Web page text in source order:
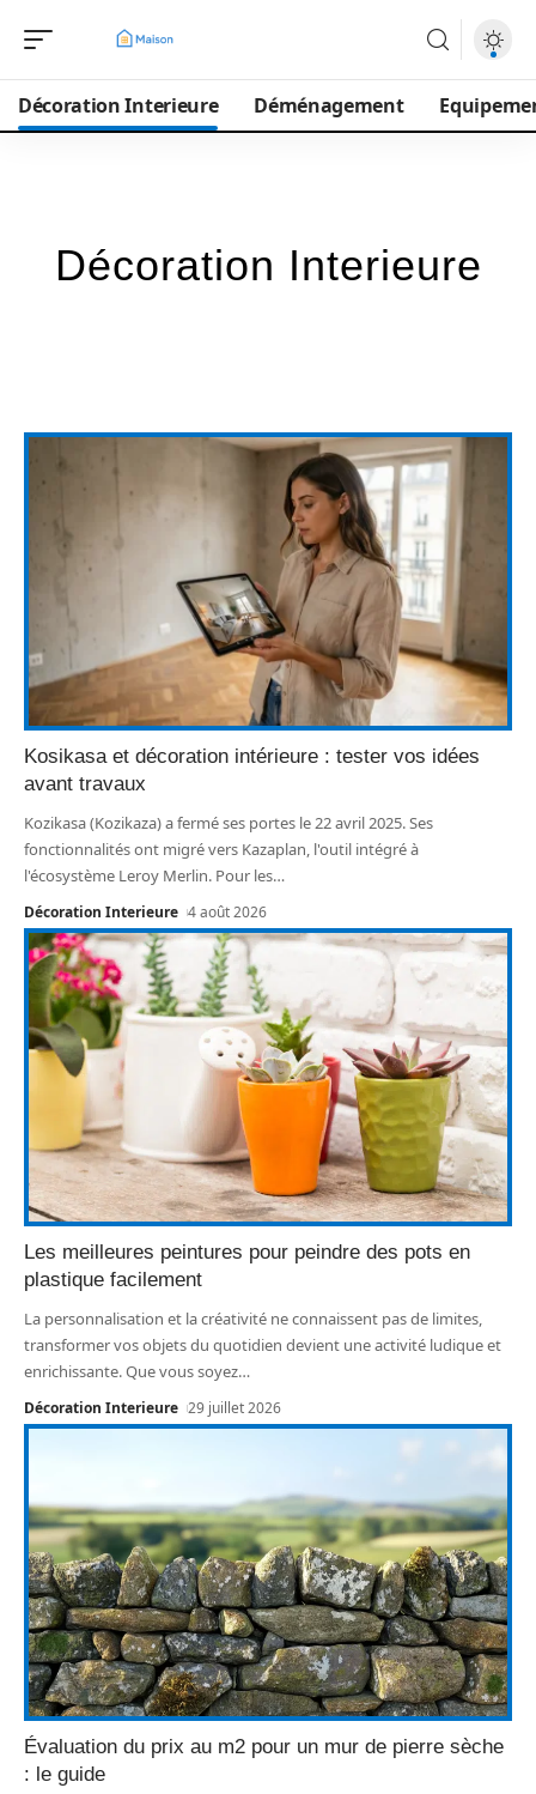
Décoration Interieure Déménagement
Décoration Interieure
Kosikasa et décoration intérieure : tester vos idées
avant travaux
Kozikasa (Kozikaza) a fermé ses portes le 22 avril 2025. Ses
fonctionnalités ont migré vers Kazaplan, l'outil intégré à
l'écosystème Leroy Merlin. Pour les…
Décoration Interieure 4 août 2026
Les meilleures peintures pour peindre des pots en
plastique facilement
La personnalisation et la créativité ne connaissent pas de limites,
transformer vos objets du quotidien devient une activité ludique et
enrichissante. Que vous soyez…
Décoration Interieure 29 juillet 2026
Évaluation du prix au m2 pour un mur de pierre sèche
: le guide